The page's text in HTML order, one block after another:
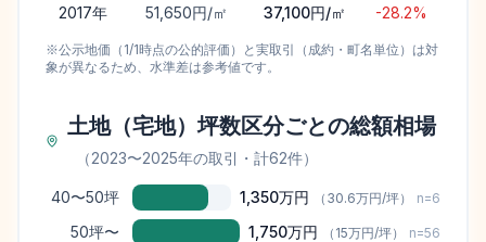
2017年 51,650円/㎡ 37,100円/㎡ -28.2%
※公示地価（1/1時点の公的評価）と実取引（成約・町名単位）は対
象が異なるため、水準差は参考値です。
土地（宅地）坪数区分ごとの総額相場
（2023〜2025年の取引 ・計62件）
40〜50坪 1,350万円 （ 30.6万円/坪） n=6
50坪〜 1,750万円 （ 15万円/坪） n=56